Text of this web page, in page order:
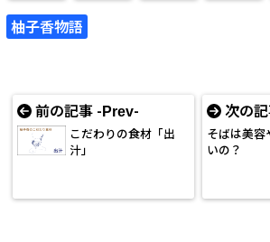
柚子香物語
前の記事 - Prev-
こだわりの食材「出
汁」
次の
そばは美容
いの？